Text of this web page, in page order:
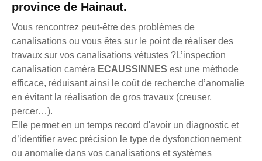
province de Hainaut.
Vous rencontrez peut-être des problèmes de
canalisations ou vous êtes sur le point de réaliser des
travaux sur vos canalisations vétustes ?L’inspection
canalisation caméra ECAUSSINNES est une méthode
efficace, réduisant ainsi le coût de recherche d’anomalie
en évitant la réalisation de gros travaux (creuser,
percer…).
Elle permet en un temps record d'avoir un diagnostic et
d’identifier avec précision le type de dysfonctionnement
ou anomalie dans vos canalisations et systèmes